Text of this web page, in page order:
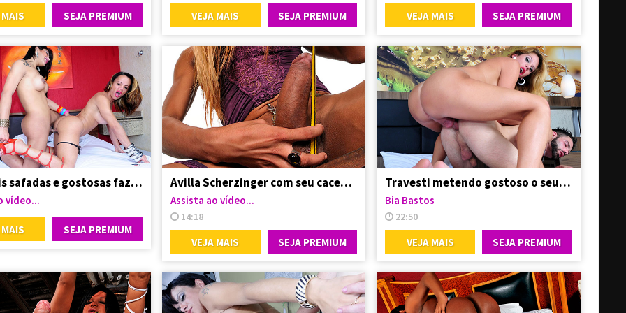
SEJA PREMIUM VEJA MAIS SEJA PREMIUM VEJA MAIS SEJA PREMIUM
Travestis safadas e gostosas fazendo troca troca
vídeo...
SEJA PREMIUM
Avilla Scherzinger com seu cacetão duro nas mãos
Assista ao vídeo...
14:18
VEJA MAIS SEJA PREMIUM
Travesti metendo gostoso o seu primo do interior
Bia Bastos
22:50
VEJA MAIS SEJA PREMIUM